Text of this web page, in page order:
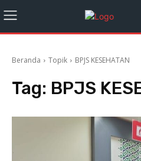
Beranda Topik BPJS KESEHATAN
Tag: BPJS